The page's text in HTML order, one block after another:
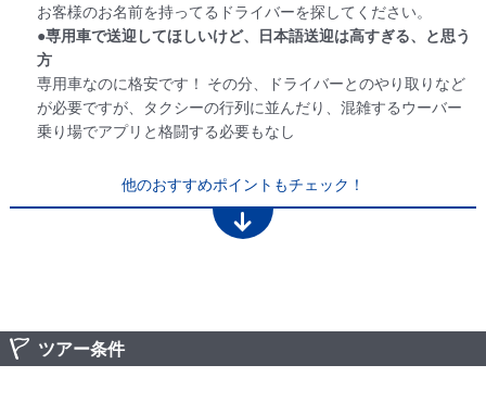
お客様のお名前を持ってるドライバーを探してください。
●専用車で送迎してほしいけど、日本語送迎は高すぎる、と思う
方
専用車なのに格安です！ その分、ドライバーとのやり取りなど
が必要ですが、タクシーの行列に並んだり、混雑するウーバー
乗り場でアプリと格闘する必要もなし
他のおすすめポイントもチェック！
ツアー条件